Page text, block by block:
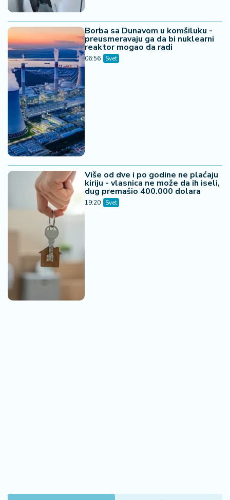
07. 08. 2026 09:47
Čiji hromozom određuje pol deteta? XX rađa se
devojčica, XY rađa se dečak
20. 07. 2026 08:04